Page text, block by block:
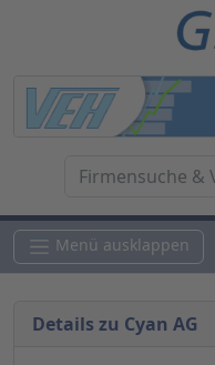
Menü ausklappen
Details zu Cyan AG